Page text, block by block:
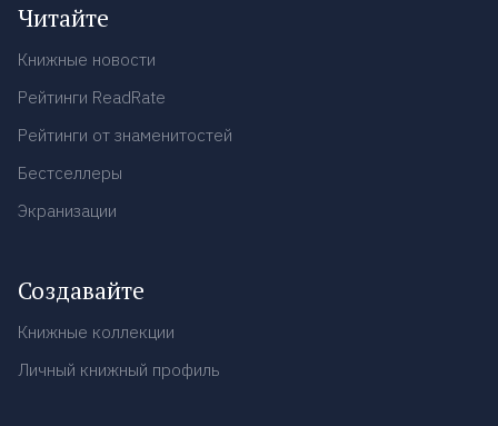
Читайте
Книжные новости
Рейтинги ReadRate
Рейтинги от знаменитостей
Бестселлеры
Экранизации
Создавайте
Книжные коллекции
Личный книжный профиль